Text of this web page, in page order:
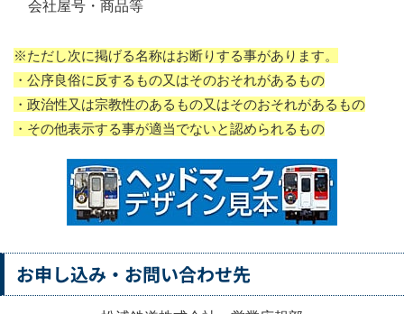
会社屋号・商品等
※ただし次に掲げる名称はお断りする事があります。
・公序良俗に反するもの又はそのおそれがあるもの
・政治性又は宗教性のあるもの又はそのおそれがあるもの
・その他表示する事が適当でないと認められるもの
お申し込み・お問い合わせ先